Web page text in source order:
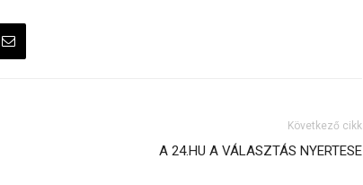
Következő cikk
A 24.HU A VÁLASZTÁS NYERTESE